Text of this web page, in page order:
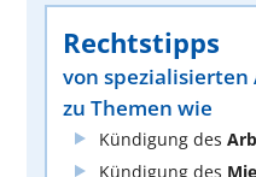
Rechtstipps
von spezialisierten
zu Themen wie
Kündigung des
Kündigung des